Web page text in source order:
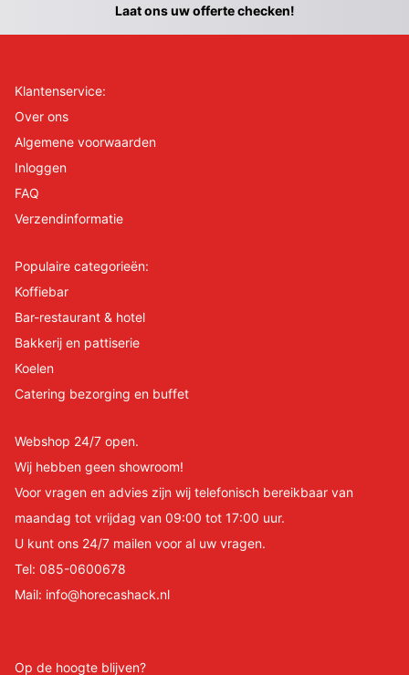
Laat ons uw offerte checken!
Klantenservice:
Over ons
Algemene voorwaarden
Inloggen
FAQ
Verzendinformatie
Populaire categorieën:
Koffiebar
Bar-restaurant & hotel
Bakkerij en pattiserie
Koelen
Catering bezorging en buffet
Webshop 24/7 open.
Wij hebben geen showroom!
Voor vragen en advies zijn wij telefonisch bereikbaar van
maandag tot vrijdag van 09:00 tot 17:00 uur.
U kunt ons 24/7 mailen voor al uw vragen.
Tel: 085-0600678
Mail: info@horecashack.nl
Op de hoogte blijven?